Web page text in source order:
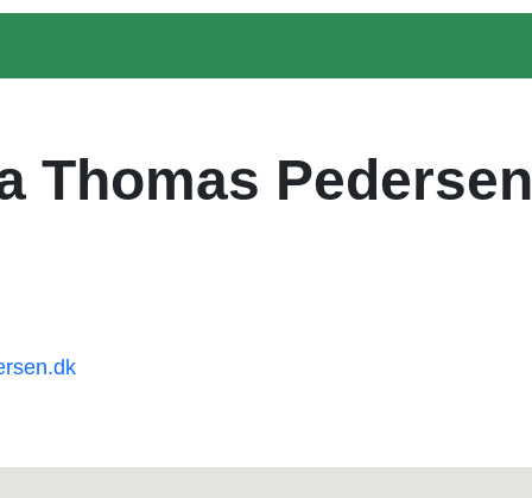
Thomas Pedersen